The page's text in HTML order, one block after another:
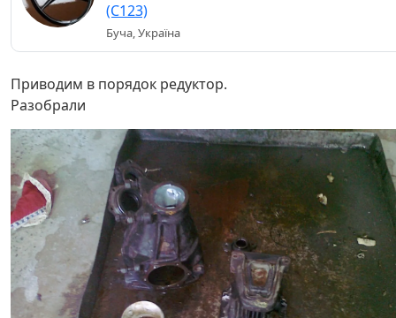
(C123)
Буча, Україна
Приводим в порядок редуктор.
Разобрали